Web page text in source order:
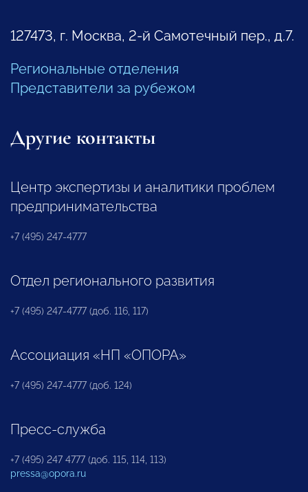
127473, г. Москва, 2-й Самотечный пер., д.7.
Региональные отделения
Представители за рубежом
Другие контакты
Центр экспертизы и аналитики проблем
предпринимательства
+7 (495) 247-4777
Отдел регионального развития
+7 (495) 247-4777 (доб. 116, 117)
Ассоциация «НП «ОПОРА»
+7 (495) 247-4777 (доб. 124)
Пресс-служба
+7 (495) 247 4777 (доб. 115, 114, 113)
pressa@opora.ru